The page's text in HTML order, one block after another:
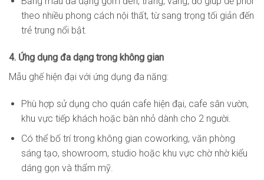
theo nhiều phong cách nội thất, từ sang trọng tối giản đến
trẻ trung nổi bật.
4. Ứng dụng đa dạng trong không gian
Mẫu ghế hiện đại với ứng dụng đa năng:
Phù hợp sử dụng cho quán cafe hiện đại, cafe sân vườn,
khu vực tiếp khách hoặc bàn nhỏ dành cho 2 người.
Có thể bố trí trong không gian coworking, văn phòng
sáng tạo, showroom, studio hoặc khu vực chờ nhờ kiểu
dáng gọn và thẩm mỹ.